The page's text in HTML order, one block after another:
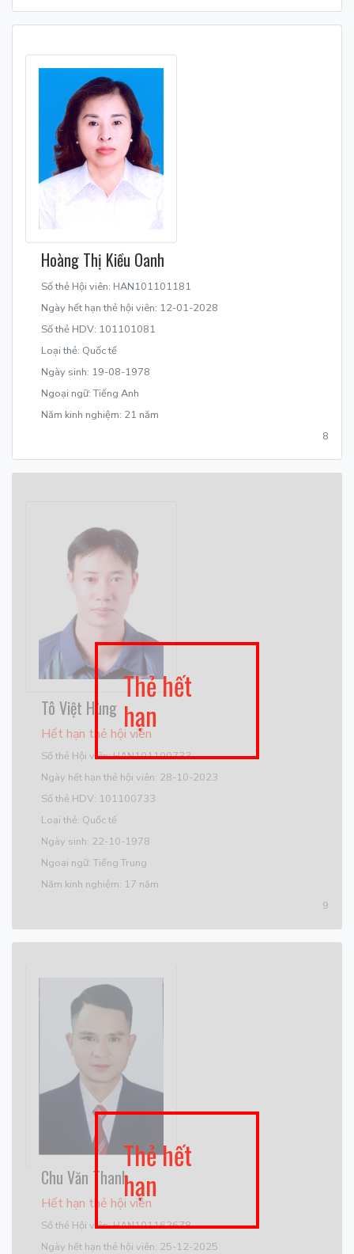
Hoàng Thị Kiều Oanh
Số thẻ Hội viên: HAN101101181
Ngày hết hạn thẻ hội viên: 12-01-2028
Số thẻ HDV: 101101081
Loại thẻ: Quốc tế
Ngày sinh: 19-08-1978
Ngoại ngữ: Tiếng Anh
Năm kinh nghiệm: 21 năm
8
Tô Việt Hùng
Hết hạn thẻ hội viên
Số thẻ Hội viên: HAN101100733
Ngày hết hạn thẻ hội viên: 28-10-2023
Số thẻ HDV: 101100733
Loại thẻ: Quốc tế
Ngày sinh: 22-10-1978
Ngoại ngữ: Tiếng Trung
Năm kinh nghiệm: 17 năm
9
Thẻ hết
hạn
Chu Văn Thanh
Hết hạn thẻ hội viên
Số thẻ Hội viên: HAN101163678
Ngày hết hạn thẻ hội viên: 25-12-2025
Thẻ hết
hạn